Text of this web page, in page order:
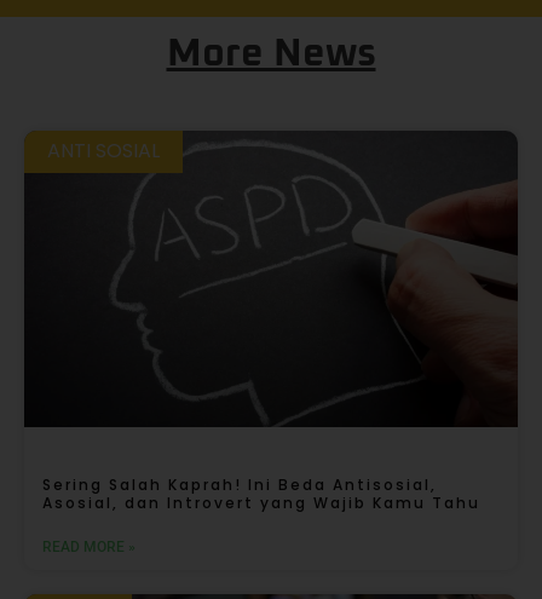
More News
ANTI SOSIAL
Sering Salah Kaprah! Ini Beda Antisosial,
Asosial, dan Introvert yang Wajib Kamu Tahu
READ MORE »